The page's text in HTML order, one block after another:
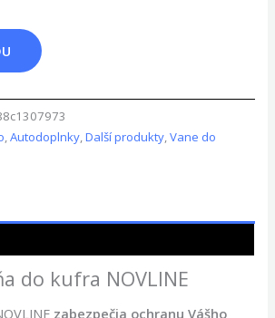
,Autodoplnky,Další produkty,Vane do
do kufra NOVLINE
zabezpečia ochranu Vášho